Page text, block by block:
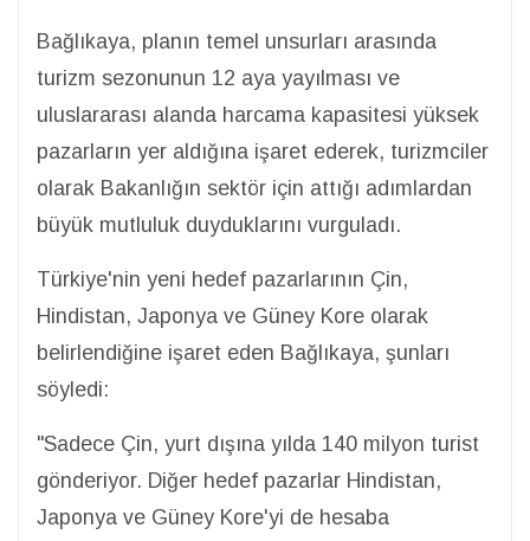
Bağlıkaya, planın temel unsurları arasında
turizm sezonunun 12 aya yayılması ve
uluslararası alanda harcama kapasitesi yüksek
pazarların yer aldığına işaret ederek, turizmciler
olarak Bakanlığın sektör için attığı adımlardan
büyük mutluluk duyduklarını vurguladı.
Türkiye'nin yeni hedef pazarlarının Çin,
Hindistan, Japonya ve Güney Kore olarak
belirlendiğine işaret eden Bağlıkaya, şunları
söyledi:
"Sadece Çin, yurt dışına yılda 140 milyon turist
gönderiyor. Diğer hedef pazarlar Hindistan,
Japonya ve Güney Kore'yi de hesaba